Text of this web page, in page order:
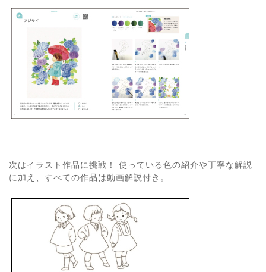
次はイラスト作品に挑戦！ 使っている色の紹介や丁寧な解説
に加え、すべての作品は動画解説付き。